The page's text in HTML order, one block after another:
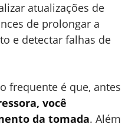
atualizações de
de prolongar a
e detectar falhas de
frequente é que, antes
você
da tomada. Além